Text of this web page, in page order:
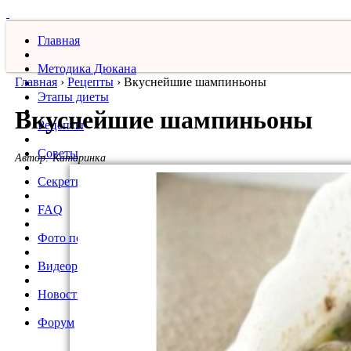
Главная
Методика Дюкана
Этапы диеты
Рецепты
Советы
Секреты
FAQ
Фото похудевших
Видеорецепты
Новости
Форум
Главная › Рецепты › Вкуснейшие шампиньоны
Вкуснейшие шампиньоны
Автор:Катаринка